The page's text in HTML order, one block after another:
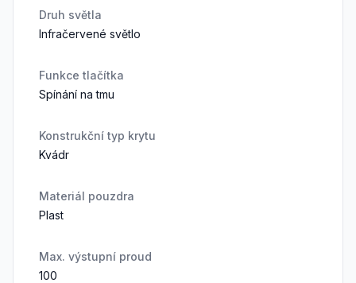
Druh světla
Infračervené světlo
Funkce tlačítka
Spínání na tmu
Konstrukční typ krytu
Kvádr
Materiál pouzdra
Plast
Max. výstupní proud
100